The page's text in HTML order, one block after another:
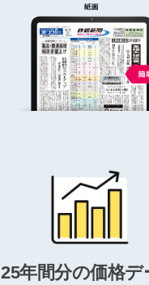
25年間分の価格デ